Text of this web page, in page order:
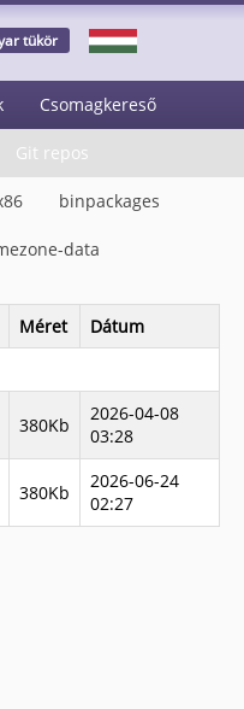
tükör
Csomagkereső
Git repos
binpackages
data
Méret
Dátum
380Kb
2026-04-08
03:28
380Kb
2026-06-24
02:27